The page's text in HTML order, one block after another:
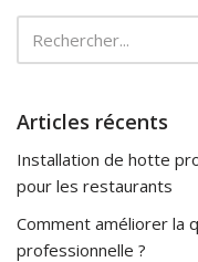
Articles récents
Installation de hotte
pour les restaurants
Comment améliorer la
professionnelle ?